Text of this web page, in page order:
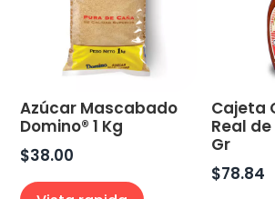
Azúcar Mascabado
Domino® 1 Kg
$38.00
Cajeta
Real
Gr
$78.84